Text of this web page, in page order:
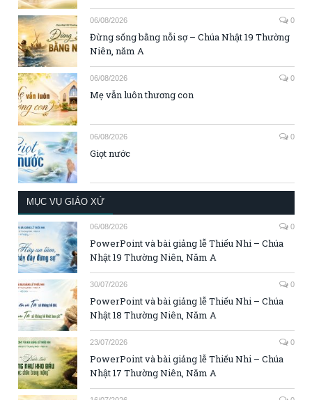
06/08/2026 0
Đừng sống bằng nỗi sợ – Chúa Nhật 19 Thường
Niên, năm A
06/08/2026 0
Mẹ vẫn luôn thương con
06/08/2026 0
Giọt nước
MỤC VỤ GIÁO XỨ
06/08/2026 0
PowerPoint và bài giảng lễ Thiếu Nhi – Chúa
Nhật 19 Thường Niên, Năm A
30/07/2026 0
PowerPoint và bài giảng lễ Thiếu Nhi – Chúa
Nhật 18 Thường Niên, Năm A
23/07/2026 0
PowerPoint và bài giảng lễ Thiếu Nhi – Chúa
Nhật 17 Thường Niên, Năm A